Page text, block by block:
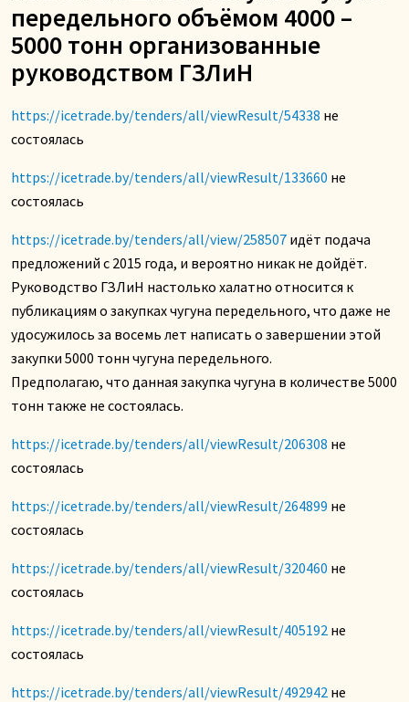
передельного объёмом 4000 –
5000 тонн организованные
руководством ГЗЛиН
https://icetrade.by/tenders/all/viewResult/54338 не
состоялась
https://icetrade.by/tenders/all/viewResult/133660 не
состоялась
https://icetrade.by/tenders/all/view/258507 идёт подача
предложений с 2015 года, и вероятно никак не дойдёт.
Руководство ГЗЛиН настолько халатно относится к
публикациям о закупках чугуна передельного, что даже не
удосужилось за восемь лет написать о завершении этой
закупки 5000 тонн чугуна передельного.
Предполагаю, что данная закупка чугуна в количестве 5000
тонн также не состоялась.
https://icetrade.by/tenders/all/viewResult/206308 не
состоялась
https://icetrade.by/tenders/all/viewResult/264899 не
состоялась
https://icetrade.by/tenders/all/viewResult/320460 не
состоялась
https://icetrade.by/tenders/all/viewResult/405192 не
состоялась
https://icetrade.by/tenders/all/viewResult/492942 не